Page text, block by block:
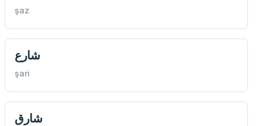
şaz
شارع
şari
شارق